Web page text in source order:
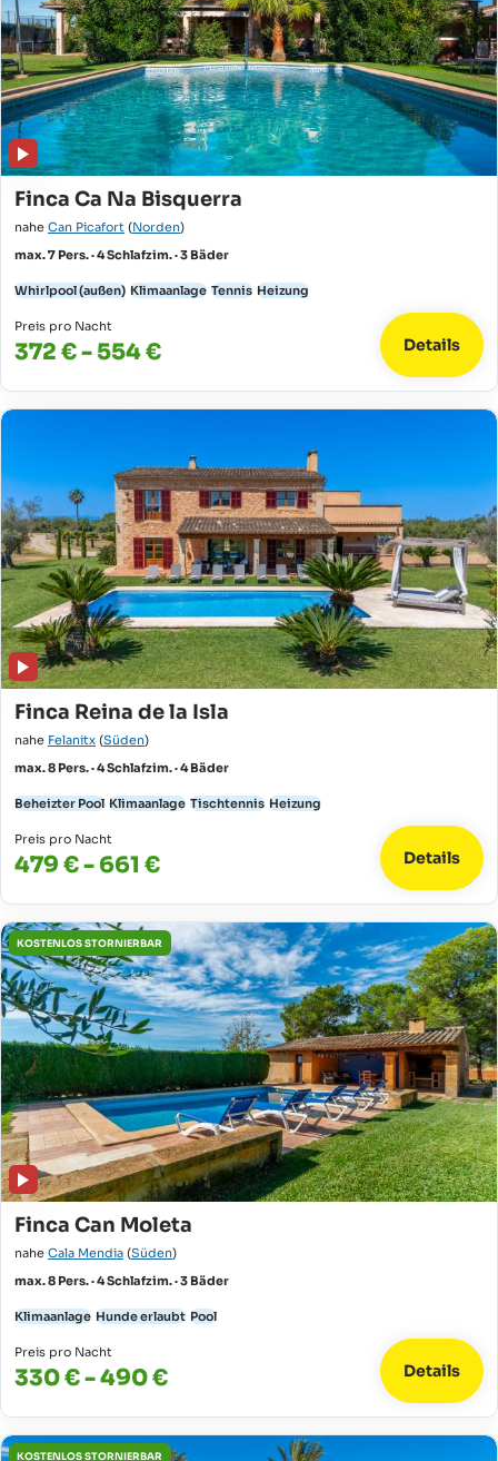
Finca Ca Na Bisquerra
nahe Can Picafort (Norden)
max. 7 Pers. · 4 Schlafzim. · 3 Bäder
Whirlpool (außen) Klimaanlage Tennis Heizung
Preis pro Nacht
372 € - 554 € Details
Finca Reina de la Isla
nahe Felanitx (Süden)
max. 8 Pers. · 4 Schlafzim. · 4 Bäder
Beheizter Pool Klimaanlage Tischtennis Heizung
Preis pro Nacht
479 € - 661 € Details
KOSTENLOS STORNIERBAR
Finca Can Moleta
nahe Cala Mendia (Süden)
max. 8 Pers. · 4 Schlafzim. · 3 Bäder
Klimaanlage Hunde erlaubt Pool
Preis pro Nacht
330 € - 490 € Details
KOSTENLOS STORNIERBAR